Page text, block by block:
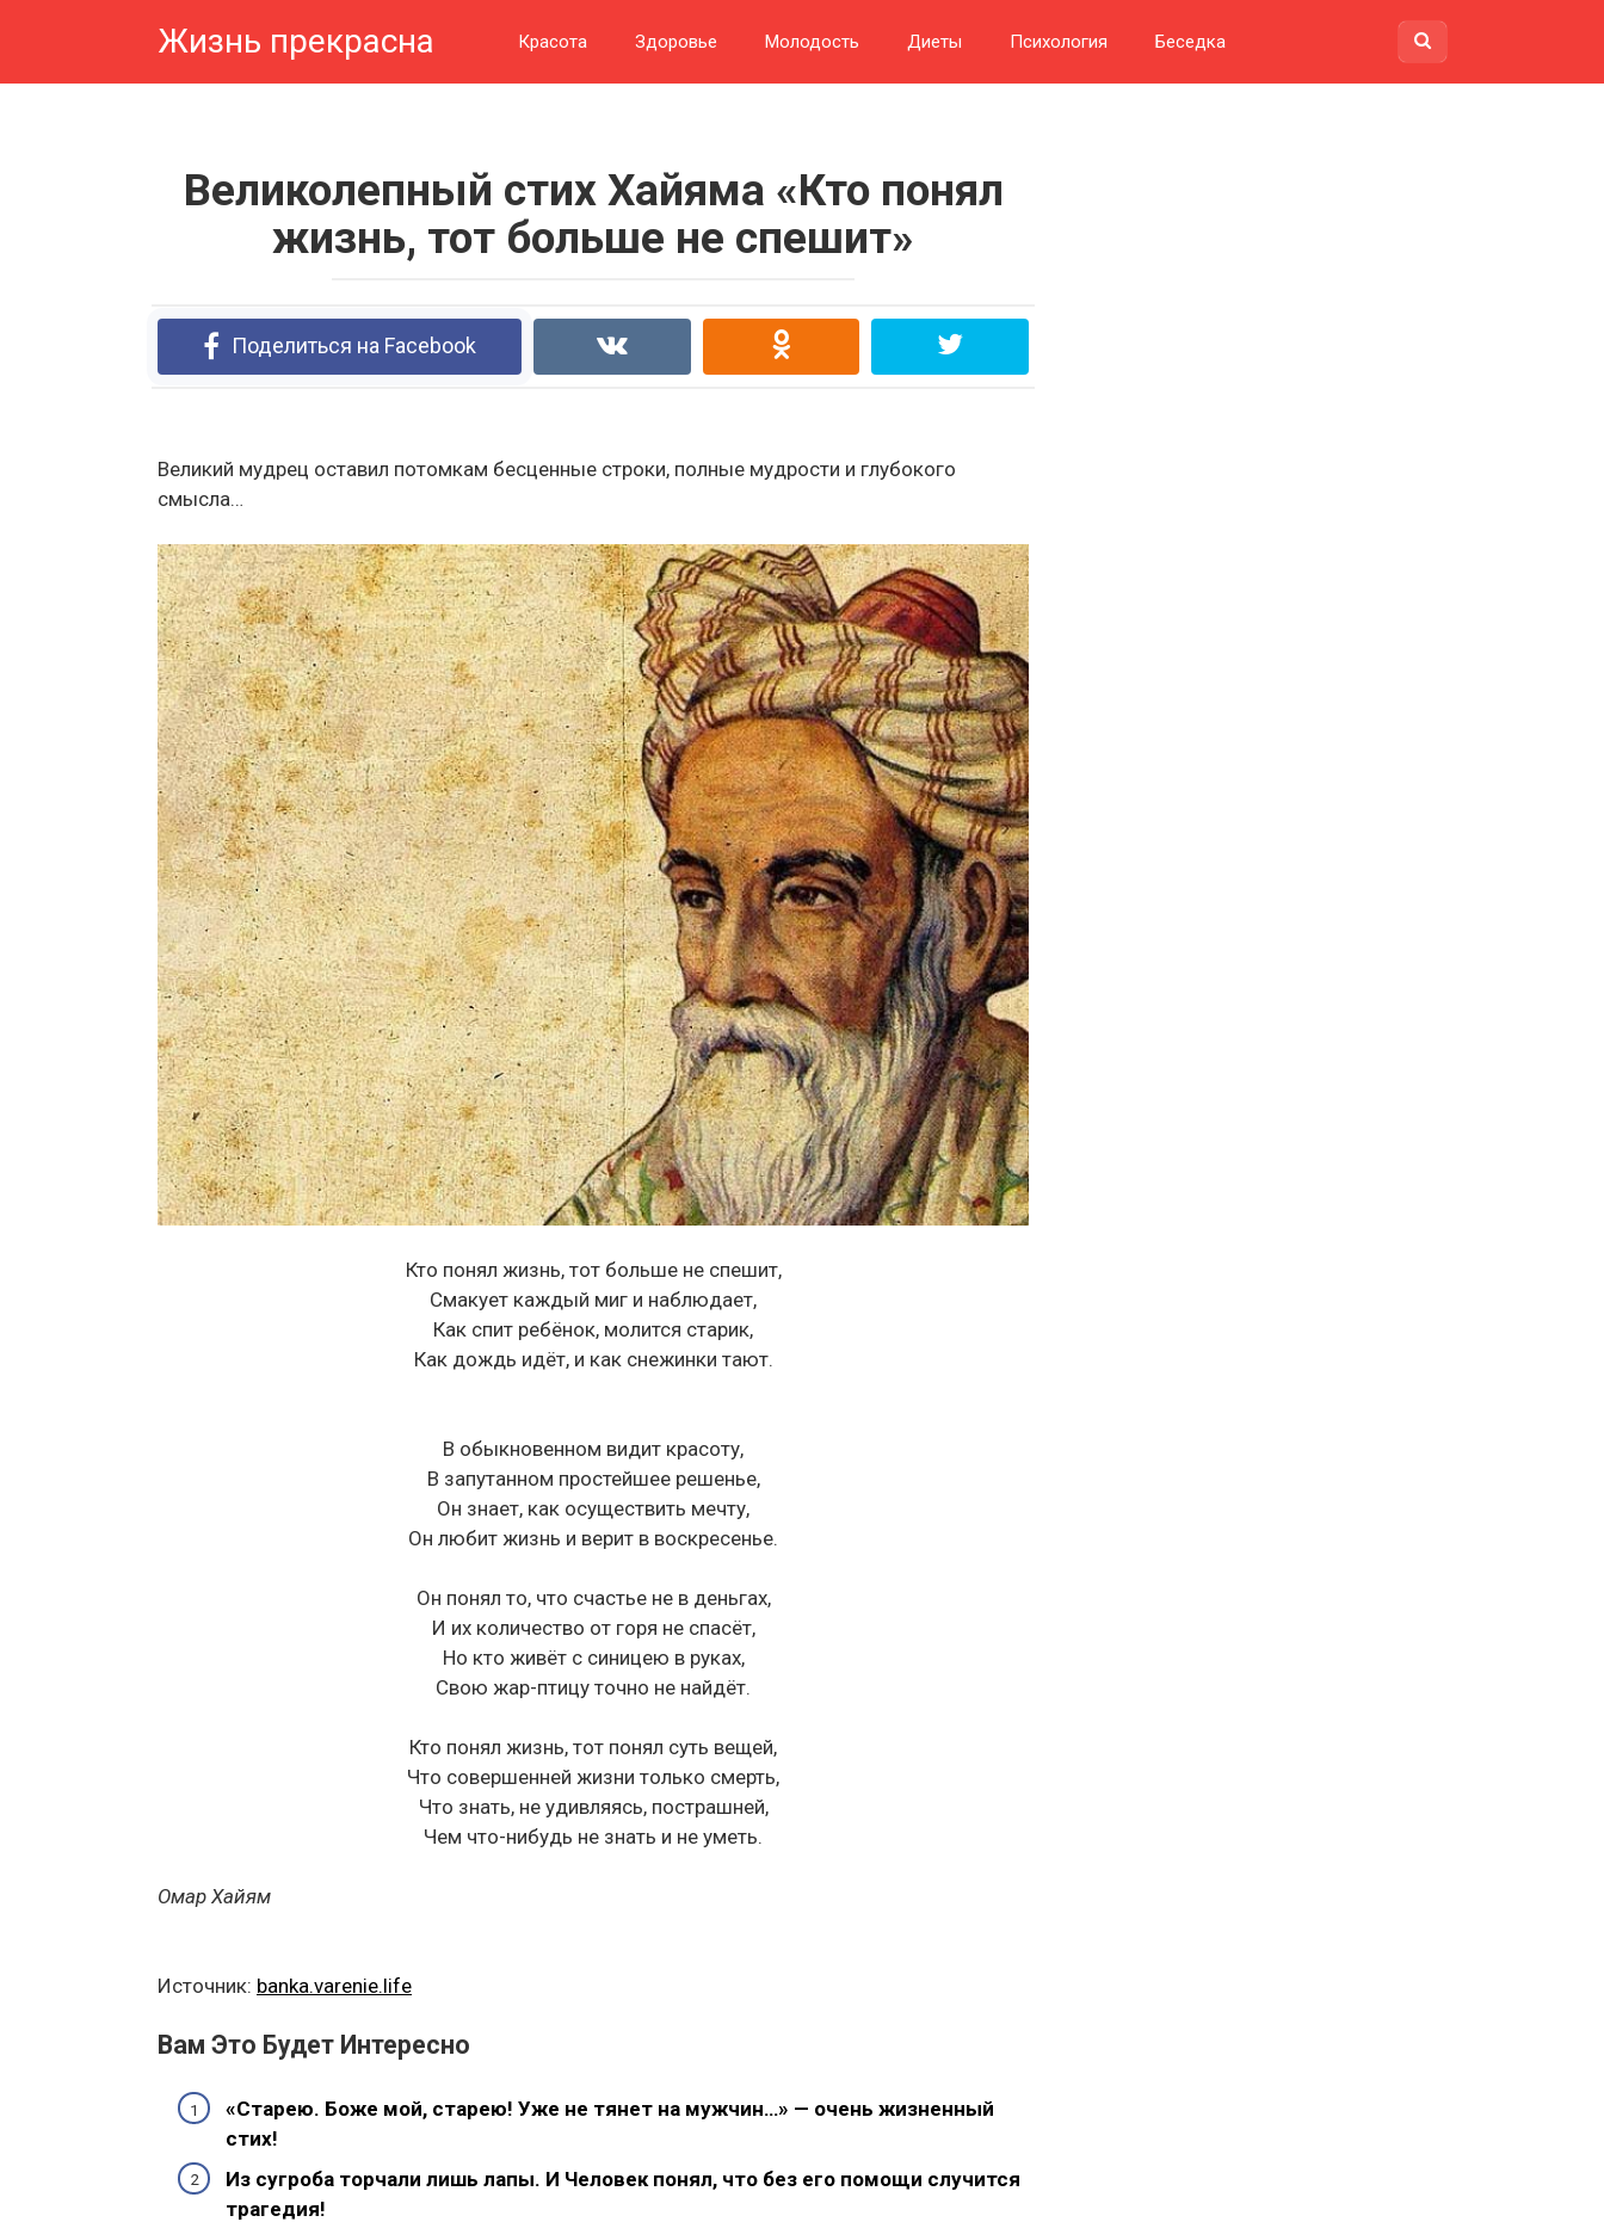
Жизнь прекрасна Красота Здоровье Молодость Диеты Психология Беседка
Великолепный стих Хайяма «Кто понял
жизнь, тот больше не спешит»
Поделиться на Facebook
Великий мудрец оставил потомкам бесценные строки, полные мудрости и глубокого
смысла…
Кто понял жизнь, тот больше не спешит,
Смакует каждый миг и наблюдает,
Как спит ребёнок, молится старик,
Как дождь идёт, и как снежинки тают.
В обыкновенном видит красоту,
В запутанном простейшее решенье,
Он знает, как осуществить мечту,
Он любит жизнь и верит в воскресенье.
Он понял то, что счастье не в деньгах,
И их количество от горя не спасёт,
Но кто живёт с синицею в руках,
Свою жар-птицу точно не найдёт.
Кто понял жизнь, тот понял суть вещей,
Что совершенней жизни только смерть,
Что знать, не удивляясь, пострашней,
Чем что-нибудь не знать и не уметь.
Омар Хайям
Источник: banka.varenie.life
Вам Это Будет Интересно
«Старею. Боже мой, старею! Уже не тянет на мужчин…» — очень жизненный
стих!
Из сугроба торчали лишь лапы. И Человек понял, что без его помощи случится
трагедия!